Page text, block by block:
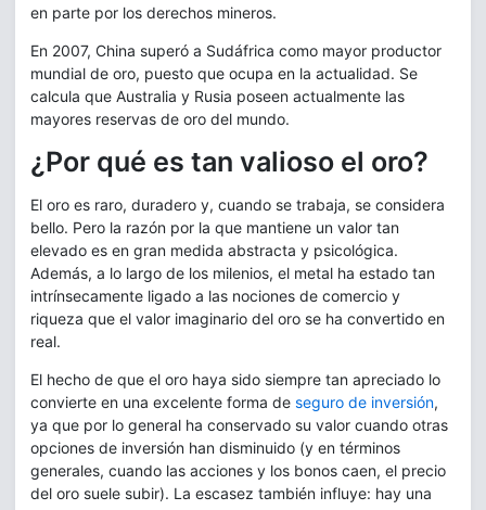
en parte por los derechos mineros.
En 2007, China superó a Sudáfrica como mayor productor
mundial de oro, puesto que ocupa en la actualidad. Se
calcula que Australia y Rusia poseen actualmente las
mayores reservas de oro del mundo.
¿Por qué es tan valioso el oro?
El oro es raro, duradero y, cuando se trabaja, se considera
bello. Pero la razón por la que mantiene un valor tan
elevado es en gran medida abstracta y psicológica.
Además, a lo largo de los milenios, el metal ha estado tan
intrínsecamente ligado a las nociones de comercio y
riqueza que el valor imaginario del oro se ha convertido en
real.
El hecho de que el oro haya sido siempre tan apreciado lo
convierte en una excelente forma de seguro de inversión,
ya que por lo general ha conservado su valor cuando otras
opciones de inversión han disminuido (y en términos
generales, cuando las acciones y los bonos caen, el precio
del oro suele subir). La escasez también influye: hay una